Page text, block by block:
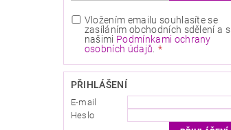
Vložením emailu souhlasíte se
zasíláním obchodních sdělení a s
našimi Podmínkami ochrany
osobních údajů
PŘIHLÁŠENÍ
E-mail
Heslo